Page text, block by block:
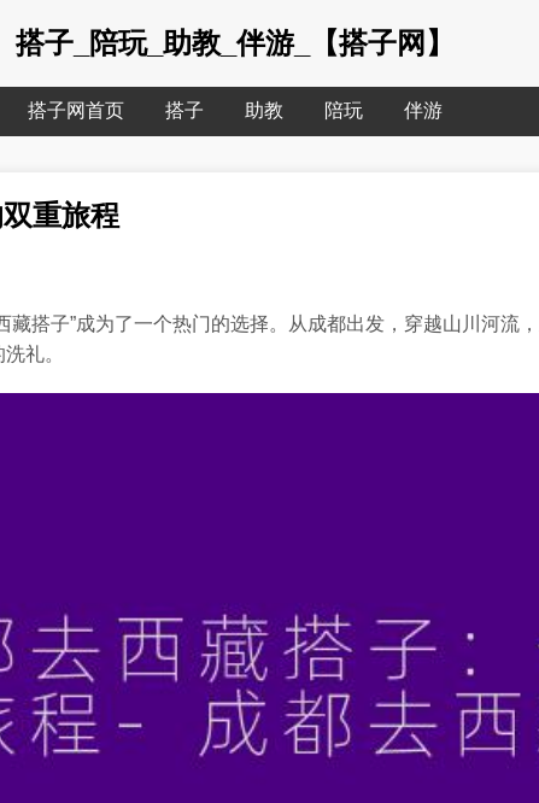
搭子_陪玩_助教_伴游_【搭子网】
搭子网首页 搭子 助教 陪玩 伴游
重旅程
搭子”成为了一个热门的选择。从成都出发，穿越山川河流
礼。